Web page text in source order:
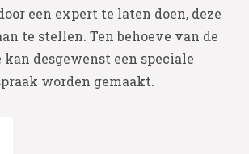
een expert te laten doen, deze
te stellen. Ten behoeve van de
desgewenst een speciale
worden gemaakt.